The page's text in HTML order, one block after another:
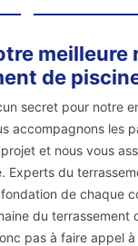
meilleure
de
secret pour notre
accompagnons les
et nous vous
Experts du
de chaque
du terrassement
pas à faire appel